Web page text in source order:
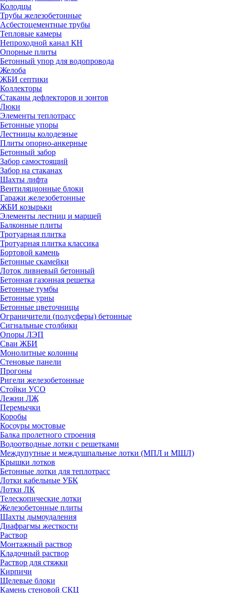
Колодцы
Трубы железобетонные
Асбестоцементные трубы
Тепловые камеры
Непроходной канал КН
Опорные плиты
Бетонный упор для водопровода
Желоба
ЖБИ септики
Коллекторы
Стаканы дефлекторов и зонтов
Люки
Элементы теплотрасс
Бетонные упоры
Лестницы колодезные
Плиты опорно-анкерные
Бетонный забор
Забор самостоящий
Забор на стаканах
Шахты лифта
Вентиляционные блоки
Гаражи железобетонные
ЖБИ козырьки
Элементы лестниц и маршей
Балконные плиты
Тротуарная плитка
Тротуарная плитка классика
Бортовой камень
Бетонные скамейки
Лоток ливневый бетонный
Бетонная газонная решетка
Бетонные тумбы
Бетонные урны
Бетонные цветочницы
Ограничители (полусферы) бетонные
Сигнальные столбики
Опоры ЛЭП
Сваи ЖБИ
Монолитные колонны
Стеновые панели
Прогоны
Ригели железобетонные
Стойки УСО
Лежни ЛЖ
Перемычки
Коробы
Косоуры мостовые
Балка пролетного строения
Водоотводные лотки с решетками
Междупутные и междушпальные лотки (МПЛ и МШЛ)
Крышки лотков
Бетонные лотки для теплотрасс
Лотки кабельные УБК
Лотки ЛК
Телескопические лотки
Железобетонные плиты
Шахты дымоудаления
Диафрагмы жесткости
Раствор
Монтажный раствор
Кладочный раствор
Раствор для стяжки
Кирпичи
Щелевые блоки
Камень стеновой СКЦ